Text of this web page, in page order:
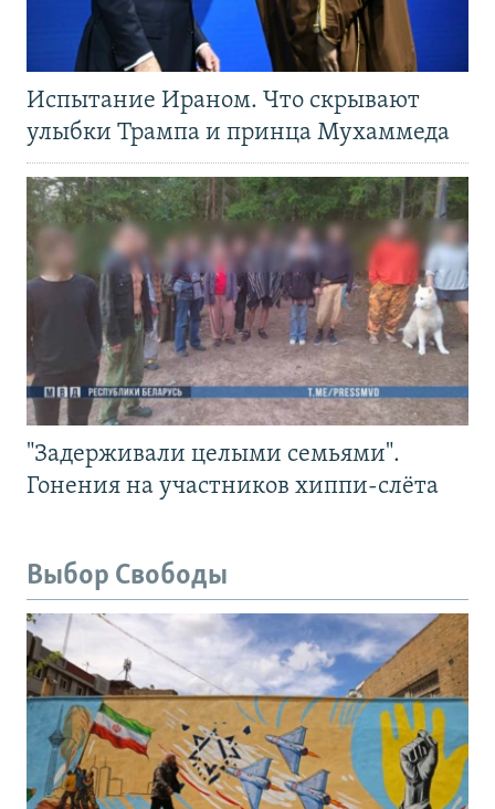
Испытание Ираном. Что скрывают
улыбки Трампа и принца Мухаммеда
"Задерживали целыми семьями".
Гонения на участников хиппи-слёта
Выбор Свободы